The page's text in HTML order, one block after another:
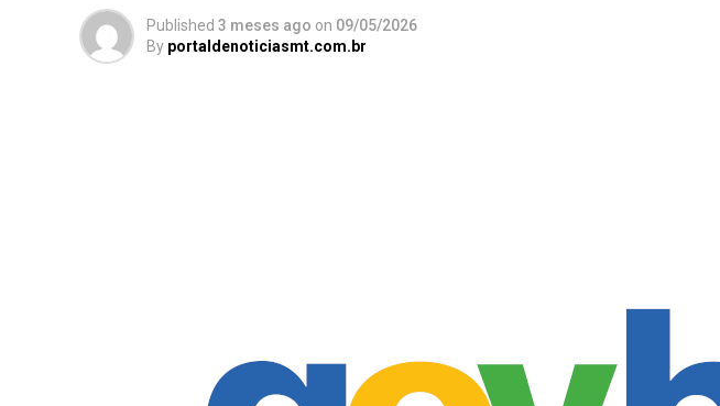
Published 3 meses ago on 09/05/2026
By portaldenoticiasmt.com.br